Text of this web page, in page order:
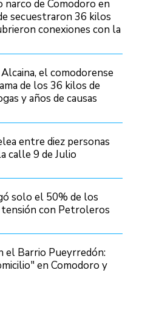
narco de Comodoro en
secuestraron 36 kilos
conexiones con la
el comodorense
de los 36 kilos de
y años de causas
entre diez personas
calle 9 de Julio
solo el 50% de los
tensión con Petroleros
el Barrio Pueyrredón:
en Comodoro y